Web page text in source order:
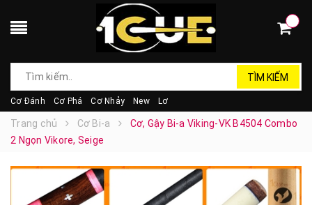
TÌM KIẾM
Cơ Đánh Cơ Phá Cơ Nhảy New Lơ
Trang chủ Cơ Bi-a
Cơ, Gậy Bi-a Viking-VK B4504 Combo
2 Ngọn Vikore, Seige